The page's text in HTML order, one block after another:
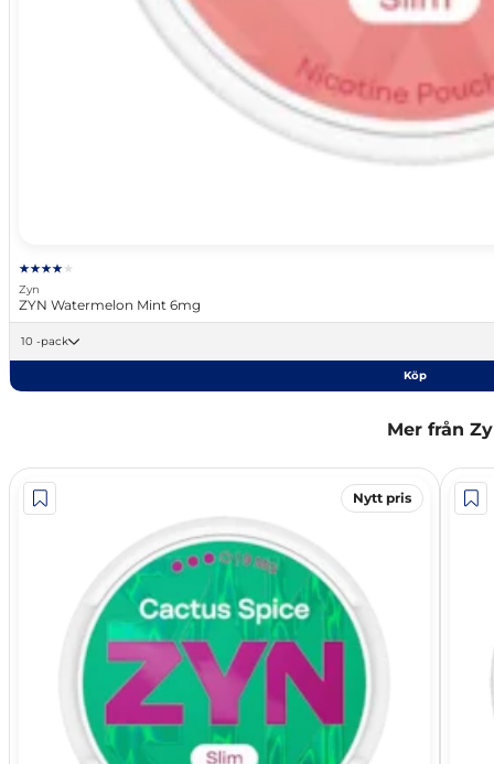
Zyn
ZYN Watermelon Mint 6mg
10 -pack
Köp
Mer från
Nytt pris